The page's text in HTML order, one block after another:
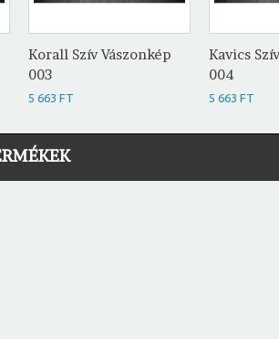
Korall Szív Vászonkép
003
5 663 FT
Kavics
004
5 663 FT